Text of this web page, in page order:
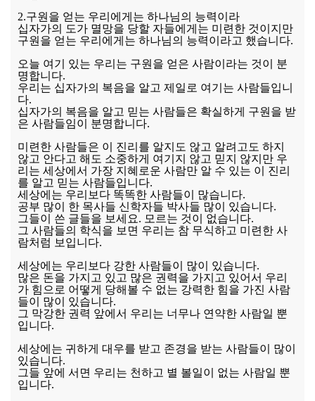
2.구원을 얻는 우리에게는 하나님의 능력이라
십자가의 도가 멸망을 당할 자들에게는 미련한 것이지만
구원을 얻는 우리에게는 하나님의 능력이라고 했습니다.
오늘 여기 있는 우리는 구원을 얻은 사람이라는 것이 분
명합니다.
우리는 십자가의 복음을 알고 제일로 여기는 사람들입니
다.
십자가의 복음을 알고 믿는 사람들은 확실하게 구원을 받
은 사람들임이 분명합니다.
미련한 사람들은 이 진리를 알지도 않고 알려고도 하지
않고 안다고 해도 소중하게 여기지 않고 믿지 않지만 우
리는 세상에서 가장 지혜로운 사람만 알 수 있는 이 진리
를 알고 믿는 사람들입니다.
세상에는 우리보다 똑똑한 사람들이 많습니다.
공부 많이 한 목사들 신학자들 박사들 많이 있습니다.
그들이 쓴 글들을 보세요. 모르는 것이 없습니다.
그 사람들의 학식을 보면 우리는 참 무식하고 미련한 사
람처럼 보입니다.
세상에는 우리보다 강한 사람들이 많이 있습니다.
많은 돈을 가지고 있고 많은 권력을 가지고 있어서 우리
가 힘으로 어떻게 당해볼 수 없는 강력한 힘을 가진 사람
들이 많이 있습니다.
그 막강한 권력 앞에서 우리는 너무나 연약한 사람일 뿐
입니다.
세상에는 귀하게 대우를 받고 존경을 받는 사람들이 많이
있습니다.
그들 앞에 서면 우리는 천하고 별 볼일이 없는 사람일 뿐
입니다.